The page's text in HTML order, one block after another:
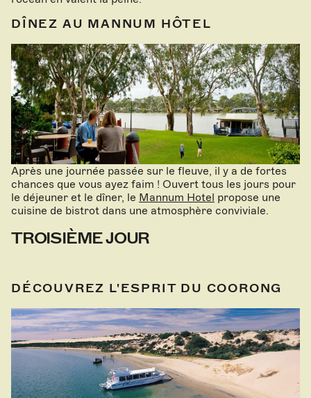
DÎNEZ AU MANNUM HÔTEL
Après une journée passée sur le fleuve, il y a de fortes
chances que vous ayez faim ! Ouvert tous les jours pour
le déjeuner et le dîner, le Mannum Hotel propose une
cuisine de bistrot dans une atmosphère conviviale.
TROISIÈME JOUR
DÉCOUVREZ L'ESPRIT DU COORONG